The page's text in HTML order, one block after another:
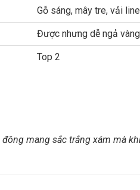
Gỗ sáng, mây tre, vải
Được nhưng dễ ngả
Top 2
mang sắc trắng xám mà